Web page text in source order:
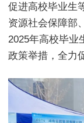
促进高校毕业生
资源社会保障部
2025年高校毕业
政策举措，全力